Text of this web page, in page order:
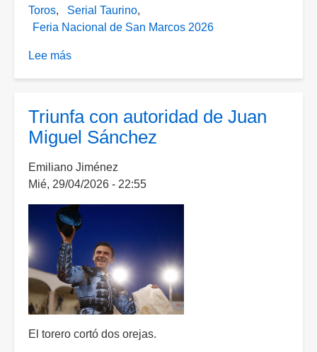
Toros
Serial Taurino
Feria Nacional de San Marcos 2026
Lee más
alza
como
del
Encuentro
Mundial
Triunfa con autoridad de Juan
Miguel Sánchez
Emiliano Jiménez
Mié, 29/04/2026 - 22:55
El torero cortó dos orejas.